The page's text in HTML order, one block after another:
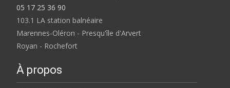
05 17 25 36 90
103.1 LA station balnéaire
Marennes-Oléron - Presqu'île d'Arvert
Royan - Rochefort
À propos